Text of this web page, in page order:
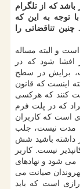
که از تلگرام
توجه به این که
تناقضاتی را
و البته مساله
افشا شود که در
برایش در سطح
اینست که قانون
کنند که هرکسی
که در پلت فرم
است که کاربران
مدت نیست، جلب
داشته باشید شش
نیست. کاربر
می شود و نهادهای
صیانت می
است که باید